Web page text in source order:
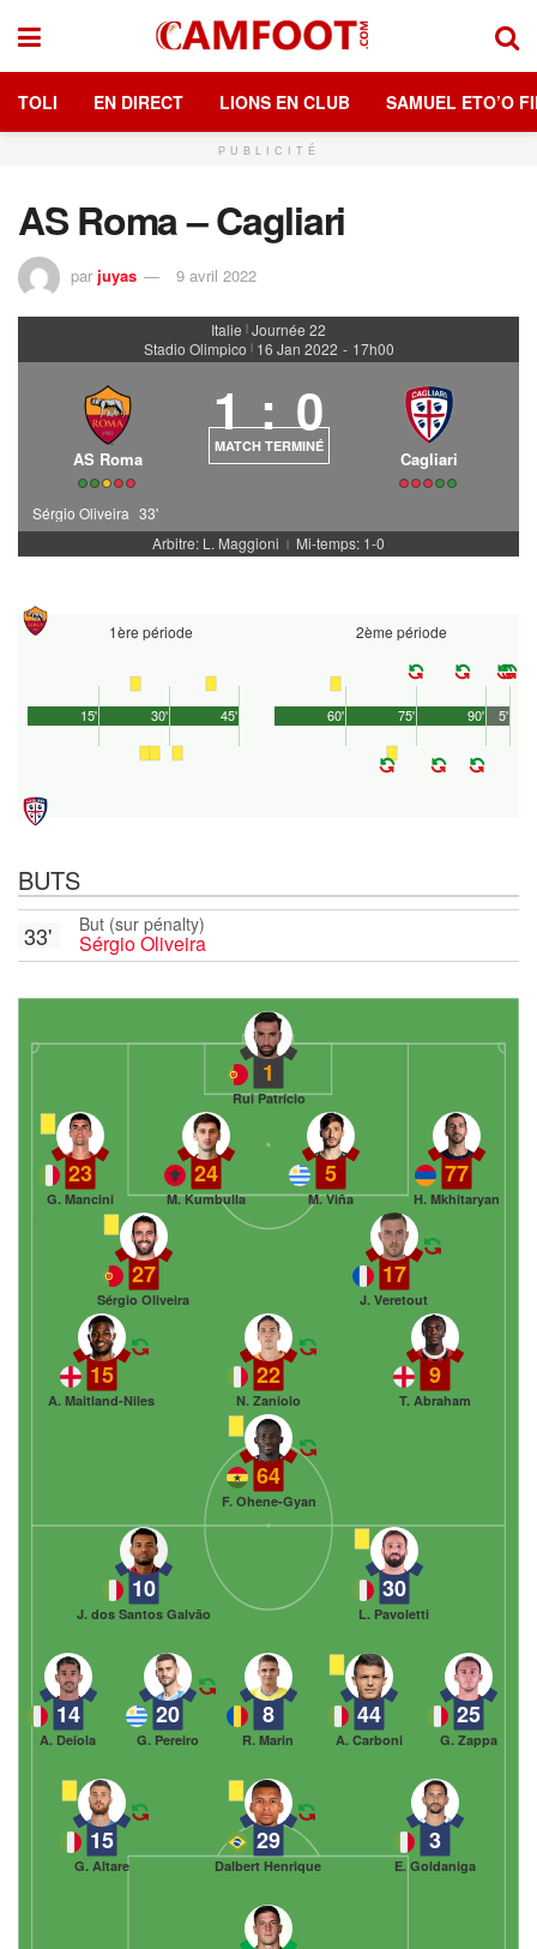
TOLI EN DIRECT LIONS EN CLUB SAMUEL ETO’O
PUBLICITÉ
AS Roma – Cagliari
par juyas 9 avril 2022
Italie | Journée 22
Stadio Olimpico | 16 Jan 2022 - 17h00
AS Roma
1 : 0
MATCH TERMINÉ
Cagliari
Sérgio Oliveira 33'
Arbitre: L. Maggioni
| Mi-temps: 1-0
1ère période
45'
15' 30'
2ème période
90'
60' 75' 5'
BUTS
But (sur pénalty)
Sérgio Oliveira
33'
1
Rui Patrício
77
H. Mkhitaryan
5
M. Viña
24
M. Kumbulla
23
G. Mancini
17
J. Veretout
27
Sérgio Oliveira
9
T. Abraham
22
N. Zaniolo
15
A. Maitland-Niles
64
F. Ohene-Gyan
15
G. Altare
29
Dalbert Henrique
3
E. Goldaniga
14
A. Deiola
20
G. Pereiro
8
R. Marin
44
A. Carboni
25
G. Zappa
10
J. dos Santos Galvão
30
L. Pavoletti